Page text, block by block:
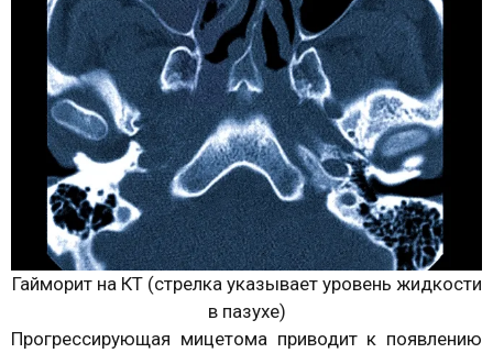
Гайморит на КТ (стрелка указывает уровень жидкости
в пазухе)
Прогрессирующая мицетома приводит к появлению